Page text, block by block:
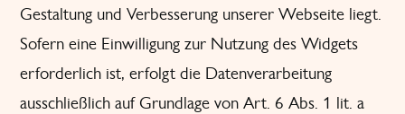
Gestaltung und Verbesserung unserer Webseite liegt.
Sofern eine Einwilligung zur Nutzung des Widgets
erforderlich ist, erfolgt die Datenverarbeitung
ausschließlich auf Grundlage von Art. 6 Abs. 1 lit. a